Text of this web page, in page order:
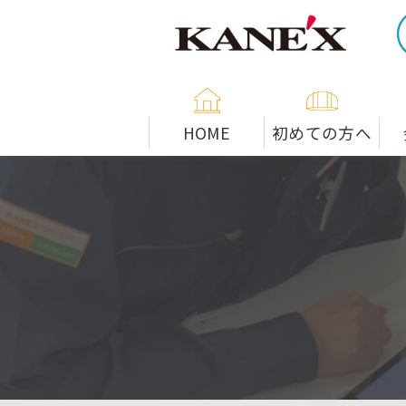
米子市の解体工事専門
HOME 初めての方へ